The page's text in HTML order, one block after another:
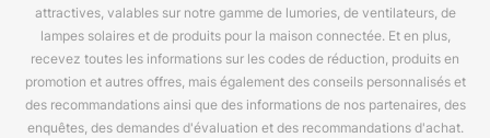
attractives, valables sur notre gamme de lumories, de ventilateurs, de
lampes solaires et de produits pour la maison connectée. Et en plus,
recevez toutes les informations sur les codes de réduction, produits en
promotion et autres offres, mais également des conseils personnalisés et
des recommandations ainsi que des informations de nos partenaires, des
enquêtes, des demandes d'évaluation et des recommandations d'achat.